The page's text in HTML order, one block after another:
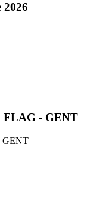
2026
Merelbeke 2026 op
FLAG - GENT
GENT
- 2026 FLAG -